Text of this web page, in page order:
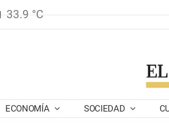
33.9 °C
ECONOMÍA SOCIEDAD